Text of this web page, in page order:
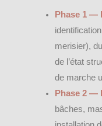
Phase 1 —
merisier),
de l’état
de marche
Phase 2 —
bâches,